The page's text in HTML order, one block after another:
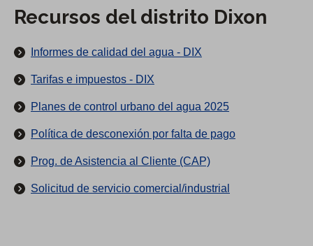
D
i
x
o
n
i
o
r
n
c
p
a
l
y
f
Recursos del distrito Dixon
Informes de calidad del agua - DIX
Tarifas e impuestos - DIX
Planes de control urbano del agua 2025
Política de desconexión por falta de pago
Prog. de Asistencia al Cliente (CAP)
Solicitud de servicio comercial/industrial